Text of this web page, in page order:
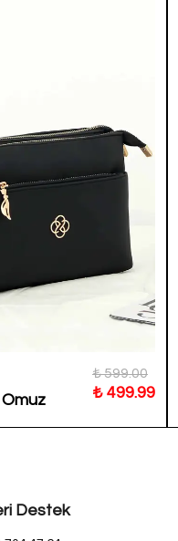
Omuz
₺ 599.00
₺ 499.99
Destek